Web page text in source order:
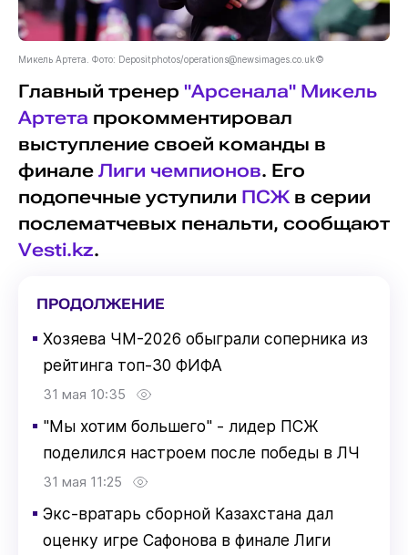
Микель Артета. Фото: Depositphotos/operations@newsimages.co.uk©
Главный тренер "Арсенала" Микель
Артета прокомментировал
выступление своей команды в
финале Лиги чемпионов. Его
подопечные уступили ПСЖв серии
послематчевых пенальти, сообщают
Vesti.kz.
ПРОДОЛЖЕНИЕ
▪ Хозяева ЧМ-2026 обыграли соперника из
рейтинга топ-30 ФИФА
31 мая 10:35
▪ "Мы хотим большего" - лидер ПСЖ
поделился настроем после победы в ЛЧ
31 мая 11:25
▪ Экс-вратарь сборной Казахстана дал
оценку игре Сафонова в финале Лиги